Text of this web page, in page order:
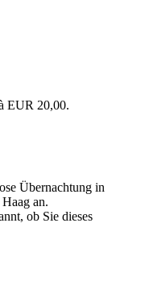
EUR 20,00.
Übernachtung in
an.
ob Sie dieses